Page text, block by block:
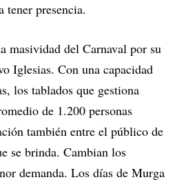
tener presencia.
masividad del Carnaval por su
Iglesias. Con una capacidad
los tablados que gestiona
de 1.200 personas
también entre el público de
se brinda. Cambian los
demanda. Los días de Murga